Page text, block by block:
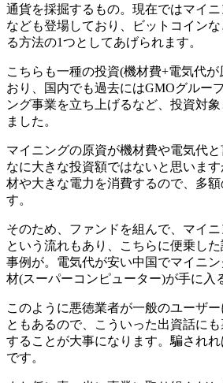
通貨を採掘するもの。現在ではマイ
なども登場しており、ビットコイン
る方法の1つとしてあげられます。
こちらも一種の投資(機材費+電気代
おり、国内でも過去にはGMOグルー
ング事業を立ち上げるなど、投資対
ました。
マイニングの原資が機材費や電気代
なに大きな投資額ではないと思いま
材や大きな電力を消費するので、多
す。
そのため、ファンドを組んで、マイ
という流れもあり、こちらに便乗し
事例が。電気代が安い中国でマイニ
材(スーパーコンピューター)が手に入
このように悪徳業者が一般のユーザ
ともあるので、こういった出資話に
することが大事になります。騙され
です。